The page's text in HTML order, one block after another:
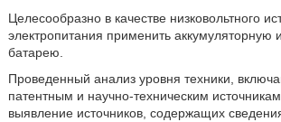
Целесообразно в качестве низковольтного
электропитания применить аккумуляторную
батарею.
Проведенный анализ уровня техники,
патентным и научно-техническим
выявление источников, содержащих